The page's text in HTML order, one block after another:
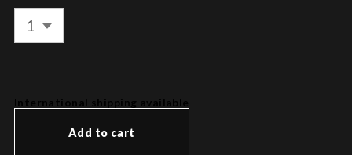
International shipping available
Add to cart